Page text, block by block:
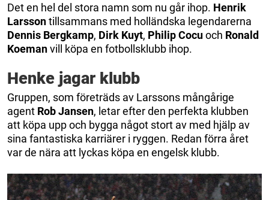
Det en hel del stora namn som nu går ihop. Henrik
Larssontillsammans med holländska legendarerna
Dennis Bergkamp, Dirk Kuyt, Philip Cocuoch Ronald
Koemanvill köpa en fotbollsklubb ihop.
Henke jagar klubb
Gruppen, som företräds av Larssons mångårige
agent Rob Jansen, letar efter den perfekta klubben
att köpa upp och bygga något stort av med hjälp av
sina fantastiska karriärer i ryggen. Redan förra året
var de nära att lyckas köpa en engelsk klubb.